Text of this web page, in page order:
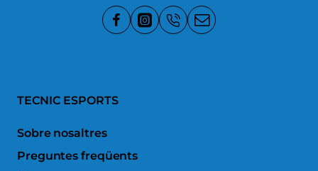
TECNIC ESPORTS
Sobre nosaltres
Preguntes freqüents